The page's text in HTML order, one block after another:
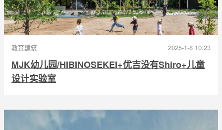
教育建筑 2025-1-8 10:23
MJK幼儿园/HIBINOSEKEI+优吉没有Shiro+儿童
设计实验室